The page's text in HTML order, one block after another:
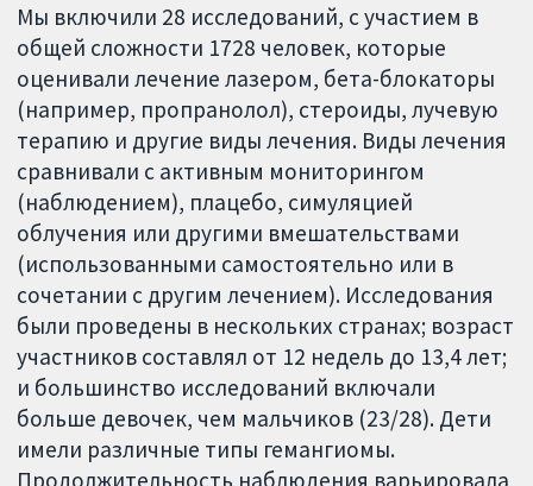
Мы включили 28 исследований, с участием в
общей сложности 1728 человек, которые
оценивали лечение лазером, бета-блокаторы
(например, пропранолол), стероиды, лучевую
терапию и другие виды лечения. Виды лечения
сравнивали с активным мониторингом
(наблюдением), плацебо, симуляцией
облучения или другими вмешательствами
(использованными самостоятельно или в
сочетании с другим лечением). Исследования
были проведены в нескольких странах; возраст
участников составлял от 12 недель до 13,4 лет;
и большинство исследований включали
больше девочек, чем мальчиков (23/28). Дети
имели различные типы гемангиомы.
Продолжительность наблюдения варьировала